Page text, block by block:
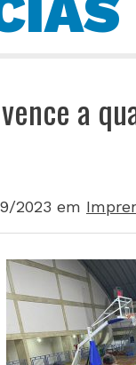
a
2023 em